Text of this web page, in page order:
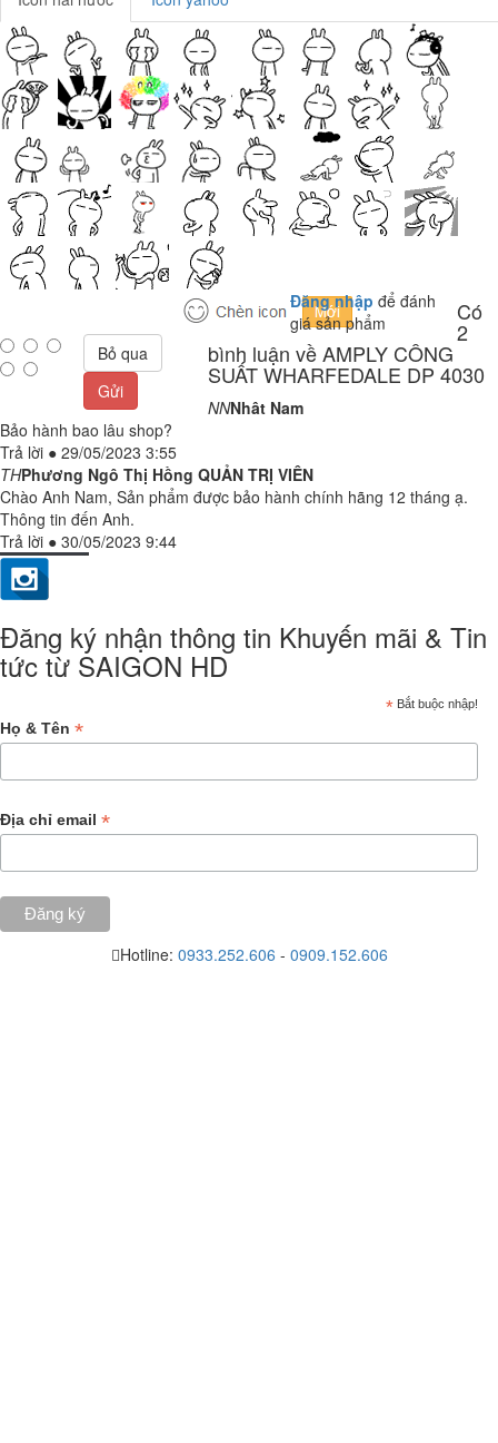
Đăng nhập để đánh
giá sản phẩm
Bỏ qua
Gửi
Có
2
bình luận về AMPLY CÔNG
SUẤT WHARFEDALE DP 4030
NNNhât Nam
Bảo hành bao lâu shop?
Trả lời ● 29/05/2023 3:55
THPhương Ngô Thị Hồng QUẢN TRỊ VIÊN
Chào Anh Nam, Sản phẩm được bảo hành chính hãng 12 tháng ạ.
Thông tin đến Anh.
Trả lời ● 30/05/2023 9:44
Đăng ký nhận thông tin Khuyến mãi & Tin
tức từ SAIGON HD
* Bắt buộc nhập!
Họ & Tên *
Địa chỉ email *
Hotline: 0933.252.606 - 0909.152.606